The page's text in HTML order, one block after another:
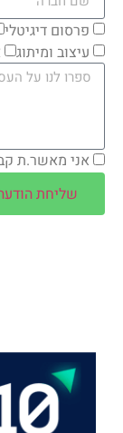
פרסום דיגיטלי
עיצוב ומיתוג
אני מאשר.ת
שליחת